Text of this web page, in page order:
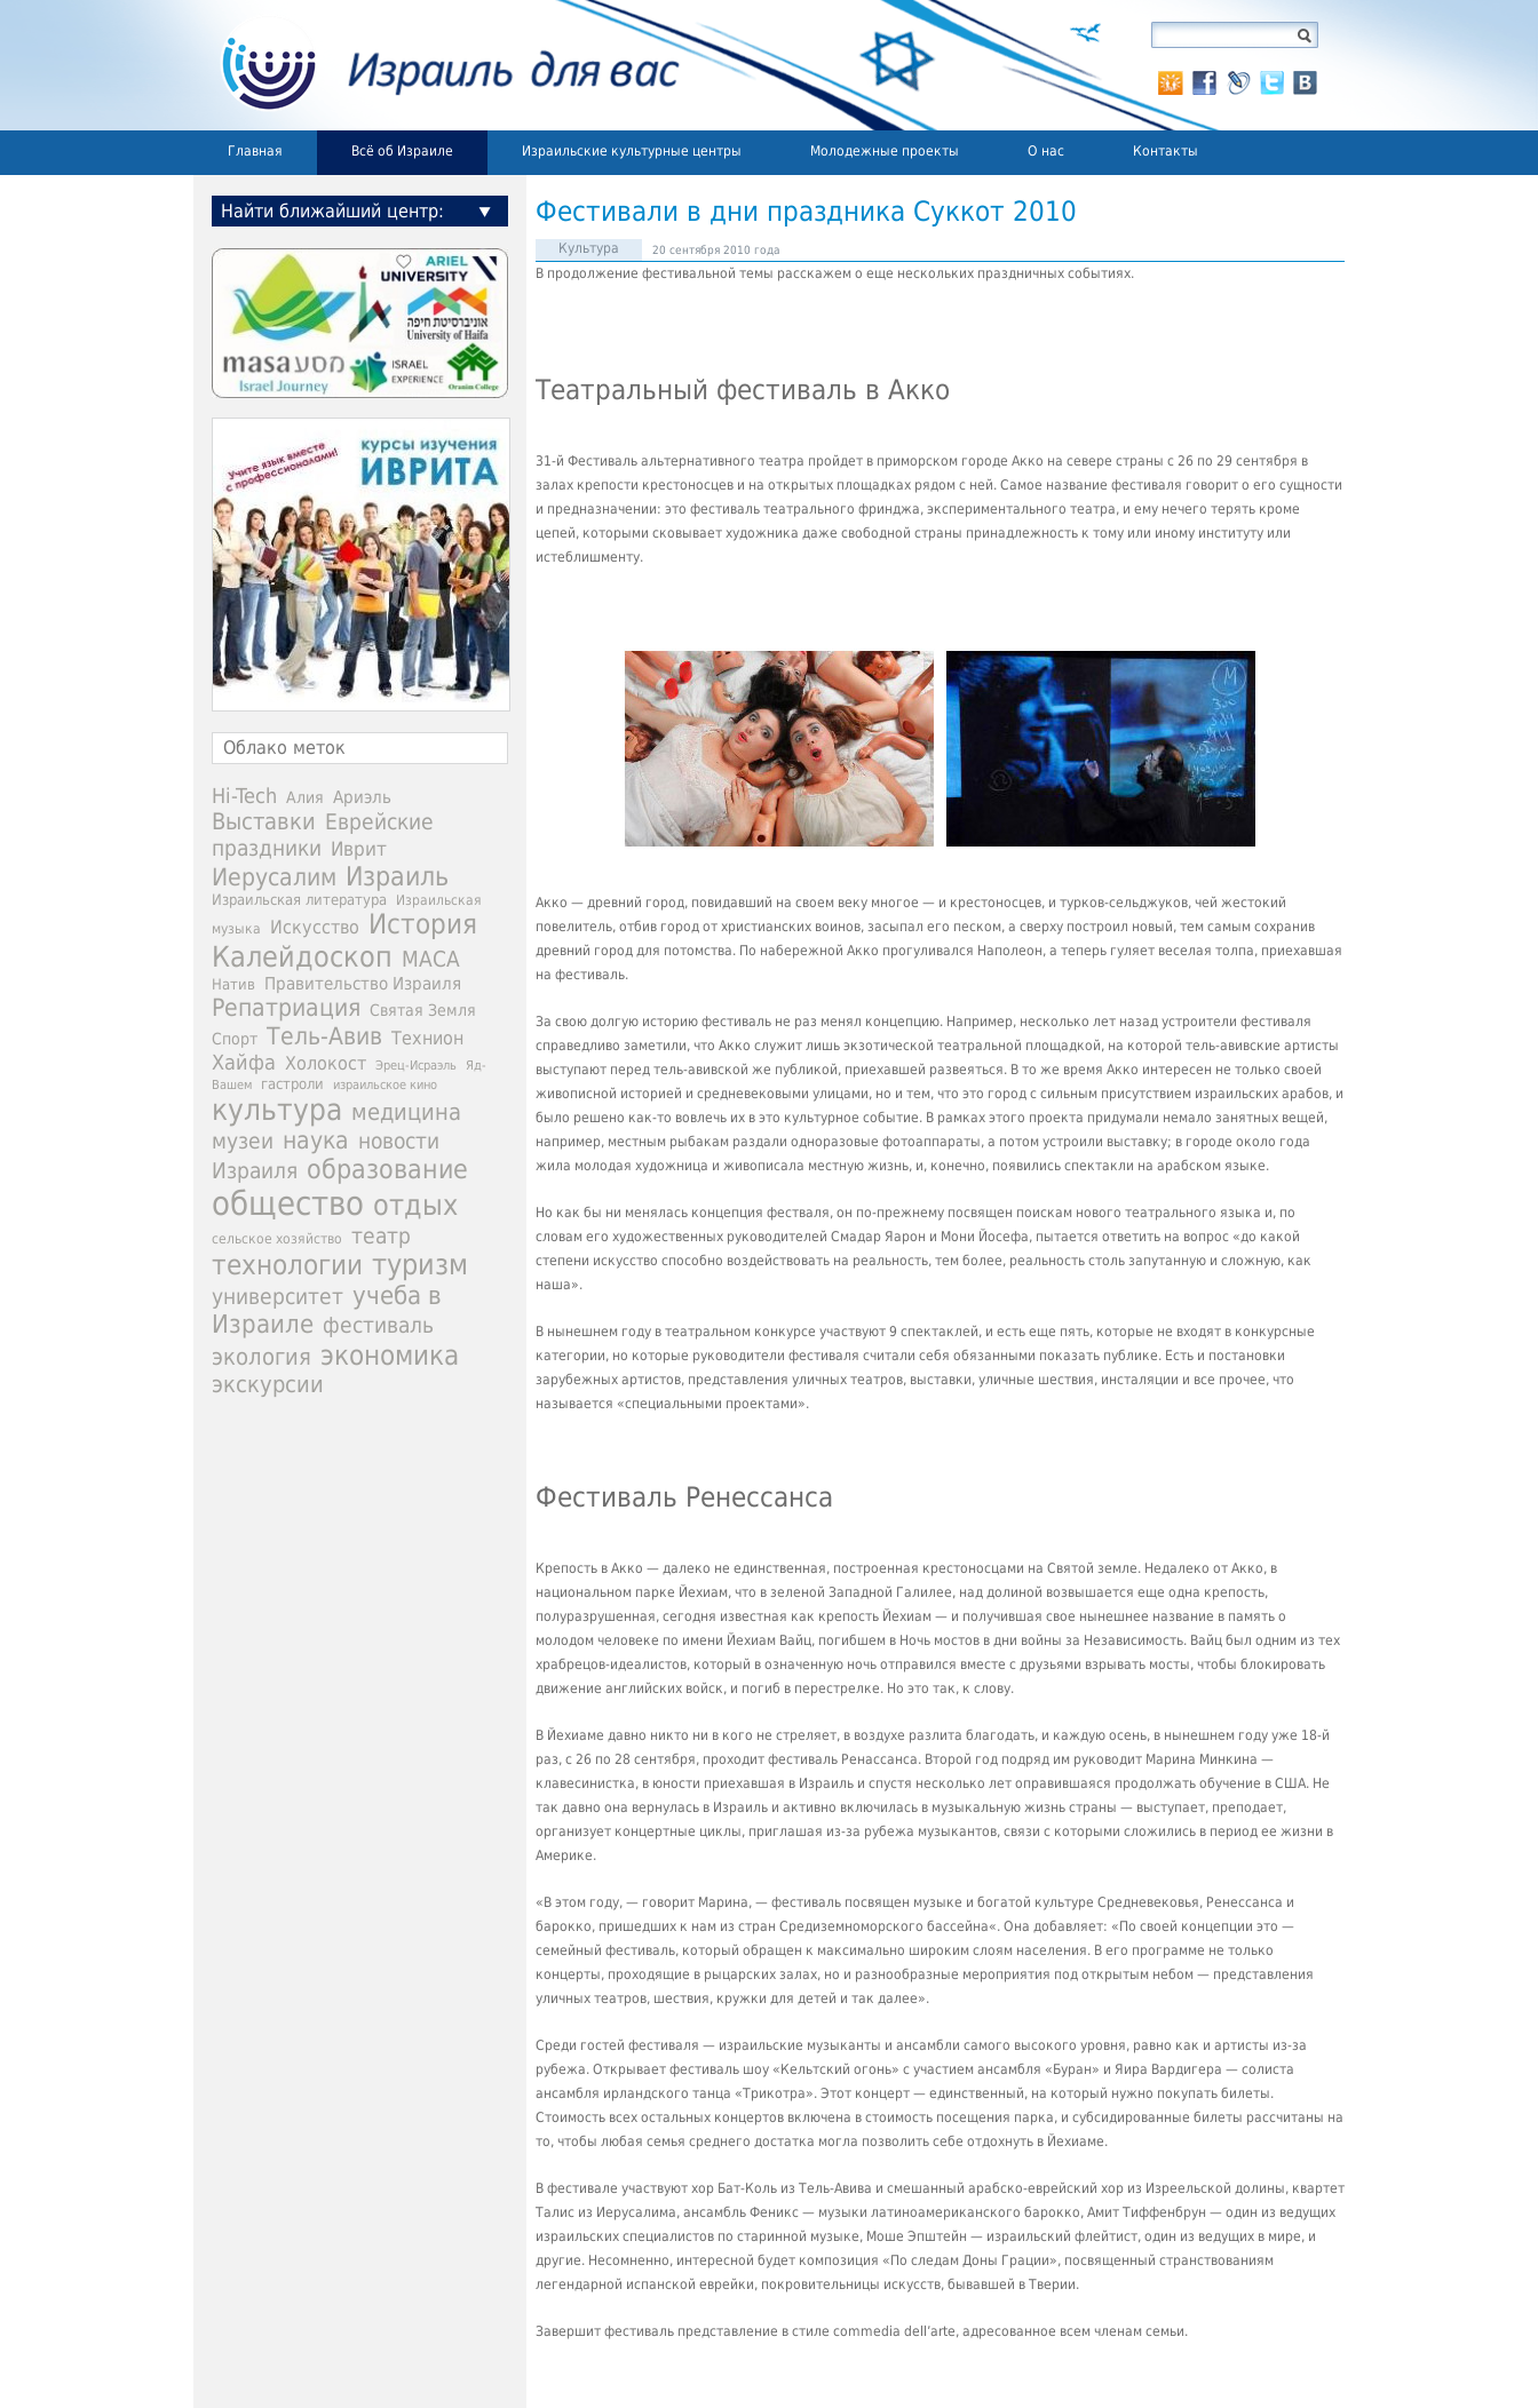
Главная Всё об Израиле Израильские культурные центры Молодежные проекты О нас Контакты
Фестивали в дни праздника Суккот 2010
Культура 20 сентября 2010 года
В продолжение фестивальной темы расскажем о еще нескольких праздничных событиях.
Театральный фестиваль в Акко
31-й Фестиваль альтернативного театра пройдет в приморском городе Акко на севере страны с 26 по 29 сентября в
залах крепости крестоносцев и на открытых площадках рядом с ней. Самое название фестиваля говорит о его сущности
и предназначении: это фестиваль театрального фринджа, экспериментального театра, и ему нечего терять кроме
цепей, которыми сковывает художника даже свободной страны принадлежность к тому или иному институту или
истеблишменту.
Акко — древний город, повидавший на своем веку многое — и крестоносцев, и турков-сельджуков, чей жестокий
повелитель, отбив город от христианских воинов, засыпал его песком, а сверху построил новый, тем самым сохранив
древний город для потомства. По набережной Акко прогуливался Наполеон, а теперь гуляет веселая толпа, приехавшая
на фестиваль.
За свою долгую историю фестиваль не раз менял концепцию. Например, несколько лет назад устроители фестиваля
справедливо заметили, что Акко служит лишь экзотической театральной площадкой, на которой тель-авивские артисты
выступают перед тель-авивской же публикой, приехавшей развеяться. В то же время Акко интересен не только своей
живописной историей и средневековыми улицами, но и тем, что это город с сильным присутствием израильских арабов, и
было решено как-то вовлечь их в это культурное событие. В рамках этого проекта придумали немало занятных вещей,
например, местным рыбакам раздали одноразовые фотоаппараты, а потом устроили выставку; в городе около года
жила молодая художница и живописала местную жизнь, и, конечно, появились спектакли на арабском языке.
Но как бы ни менялась концепция фестваля, он по-прежнему посвящен поискам нового театрального языка и, по
словам его художественных руководителей Смадар Яарон и Мони Йосефа, пытается ответить на вопрос «до какой
степени искусство способно воздействовать на реальность, тем более, реальность столь запутанную и сложную, как
наша».
В нынешнем году в театральном конкурсе участвуют 9 спектаклей, и есть еще пять, которые не входят в конкурсные
категории, но которые руководители фестиваля считали себя обязанными показать публике. Есть и постановки
зарубежных артистов, представления уличных театров, выставки, уличные шествия, инсталяции и все прочее, что
называется «специальными проектами».
Фестиваль Ренессанса
Крепость в Акко — далеко не единственная, построенная крестоносцами на Святой земле. Недалеко от Акко, в
национальном парке Йехиам, что в зеленой Западной Галилее, над долиной возвышается еще одна крепость,
полуразрушенная, сегодня известная как крепость Йехиам — и получившая свое нынешнее название в память о
молодом человеке по имени Йехиам Вайц, погибшем в Ночь мостов в дни войны за Независимость. Вайц был одним из тех
храбрецов-идеалистов, который в означенную ночь отправился вместе с друзьями взрывать мосты, чтобы блокировать
движение английских войск, и погиб в перестрелке. Но это так, к слову.
В Йехиаме давно никто ни в кого не стреляет, в воздухе разлита благодать, и каждую осень, в нынешнем году уже 18-й
раз, с 26 по 28 сентября, проходит фестиваль Ренассанса. Второй год подряд им руководит Марина Минкина —
клавесинистка, в юности приехавшая в Израиль и спустя несколько лет оправившаяся продолжать обучение в США. Не
так давно она вернулась в Израиль и активно включилась в музыкальную жизнь страны — выступает, преподает,
организует концертные циклы, приглашая из-за рубежа музыкантов, связи с которыми сложились в период ее жизни в
Америке.
«В этом году, — говорит Марина, — фестиваль посвящен музыке и богатой культуре Средневековья, Ренессанса и
барокко, пришедших к нам из стран Средиземноморского бассейна«. Она добавляет: «По своей концепции это —
семейный фестиваль, который обращен к максимально широким слоям населения. В его программе не только
концерты, проходящие в рыцарских залах, но и разнообразные мероприятия под открытым небом — представления
уличных театров, шествия, кружки для детей и так далее».
Среди гостей фестиваля — израильские музыканты и ансамбли самого высокого уровня, равно как и артисты из-за
рубежа. Открывает фестиваль шоу «Кельтский огонь» с участием ансамбля «Буран» и Яира Вардигера — солиста
ансамбля ирландского танца «Трикотра». Этот концерт — единственный, на который нужно покупать билеты.
Стоимость всех остальных концертов включена в стоимость посещения парка, и субсидированные билеты рассчитаны на
то, чтобы любая семья среднего достатка могла позволить себе отдохнуть в Йехиаме.
В фестивале участвуют хор Бат-Коль из Тель-Авива и смешанный арабско-еврейский хор из Изреельской долины, квартет
Талис из Иерусалима, ансамбль Феникс — музыки латиноамериканского барокко, Амит Тиффенбрун — один из ведущих
израильских специалистов по старинной музыке, Моше Эпштейн — израильский флейтист, один из ведущих в мире, и
другие. Несомненно, интересной будет композиция «По следам Доны Грации», посвященный странствованиям
легендарной испанской еврейки, покровительницы искусств, бывавшей в Тверии.
Завершит фестиваль представление в стиле commedia dell’arte, адресованное всем членам семьи.
Найти ближайший центр:
Облако меток
Hi-Tech Алия Ариэль
Выставки Еврейские
праздники Иврит
Иерусалим Израиль
Израильская литература
Израильская
музыка
Искусство История
Калейдоскоп МАСА
Натив Правительство Израиля
Репатриация
Святая Земля
Спорт Тель-Авив Технион
Хайфа Холокост Эрец-Исраэль
Яд-
Вашем
гастроли израильское кино
культура медицина
музеи наука новости
Израиля образование
общество отдых
сельское хозяйство театр
технологии туризм
университет учеба в
Израиле фестиваль
экология экономика
экскурсии